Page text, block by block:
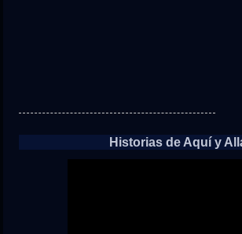
Historias de Aquí y